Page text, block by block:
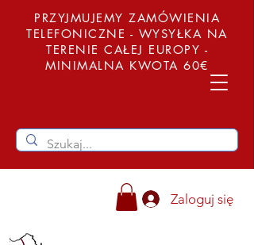
PRZYJMUJEMY ZAMÓWIENIA
TELEFONICZNE - WYSYŁKA NA
TERENIE CAŁEJ EUROPY -
MINIMALNA KWOTA 60€
Zaloguj się